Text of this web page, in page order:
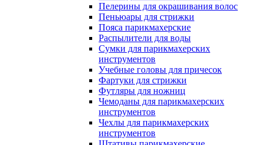
Пелерины для окрашивания волос
Пеньюары для стрижки
Пояса парикмахерские
Распылители для воды
Сумки для парикмахерских
инструментов
Учебные головы для причесок
Фартуки для стрижки
Футляры для ножниц
Чемоданы для парикмахерских
инструментов
Чехлы для парикмахерских
инструментов